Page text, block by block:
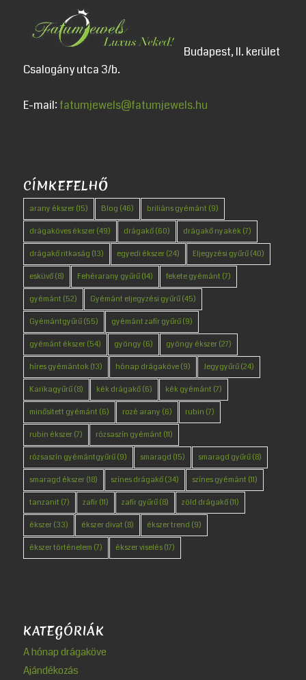
Budapest, II. kerület
Csalogány utca 3/b.
E-mail: fatumjewels@fatumjewels.hu
CÍMKEFELHŐ
arany ékszer(15) Blog (46) briliáns gyémánt (9)
drágaköves ékszer(49) drágakő(60) drágakő nyakék(7)
drágakő ritkaság (13) egyedi ékszer(24) Eljegyzési gyűrű(40)
esküvő(8) Fehérarany gyűrű(14) fekete gyémánt (7)
gyémánt (52) Gyémánt eljegyzési gyűrű(45)
Gyémántgyűrű(55) gyémánt zafír gyűrű(9)
gyémánt ékszer(54) gyöngy (6) gyöngy ékszer(27)
híres gyémántok(13) hónap drágaköve(9) Jegygyűrű(24)
Karikagyűrű(8) kék drágakő(6) kék gyémánt (7)
minősített gyémánt (6) rozé arany (6) rubin (7)
rubin ékszer(7) rózsaszín gyémánt (11)
rózsaszín gyémántgyűrű(9) smaragd (15) smaragd gyűrű(8)
smaragd ékszer(18) színes drágakő(34) színes gyémánt (11)
tanzanit (7) zafír(11) zafír gyűrű(8) zöld drágakő(11)
ékszer(33) ékszer divat (8) ékszer trend (9)
ékszer történelem (7) ékszer viselés(17)
KATEGÓRIÁK
A hónap drágaköve
Ajándékozás